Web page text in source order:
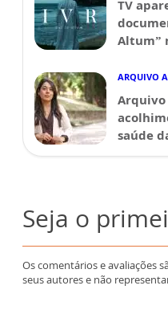
TV
Altum”
ARQUIVO A
Arquivo
saúde
Seja o
Os comentários e avaliações
seus autores e não